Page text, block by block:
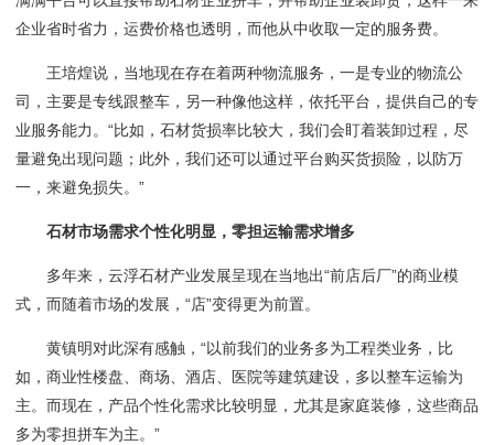
企业省时省力，运费价格也透明，而他从中收取一定的服务费。
王培煌说，当地现在存在着两种物流服务，一是专业的物流公
司，主要是专线跟整车，另一种像他这样，依托平台，提供自己的专
业服务能力。 “比如，石材货损率比较大，我们会盯着装卸过程，尽
量避免出现问题； 此外 ，我们还可以通过平台购买货损险，以防万
一，来避免损失。 ”
石材市场需求个性化明显，零担运输需求增多
多年来，云浮石材产业发展呈现在当地出“前店后厂”的商业模
式，而随着市场的发展，“店”变得更为前置。
黄镇明对此深有感触， “以前我们的业务多为工程类业务，比
如，商业性楼盘、商场、酒店、医院等建筑建设，多以整车运输为
主。而现在，产品个性化需求比较明显，尤其是家庭装修，这些商品
多为零担拼车为主。”